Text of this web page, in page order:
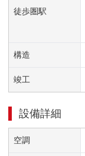
徒歩圏駅
構造
竣工
設備詳細
空調